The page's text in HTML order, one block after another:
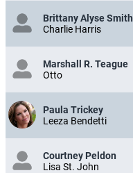
Brittany Alyse Smith
Charlie Harris
Marshall R. Teague
Otto
Paula Trickey
Leeza Bendetti
Courtney Peldon
Lisa St. John